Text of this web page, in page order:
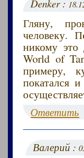
Denker :
Гляну,
человеку.
никому это
World of
примеру,
покатался
Ответить
Валерий :